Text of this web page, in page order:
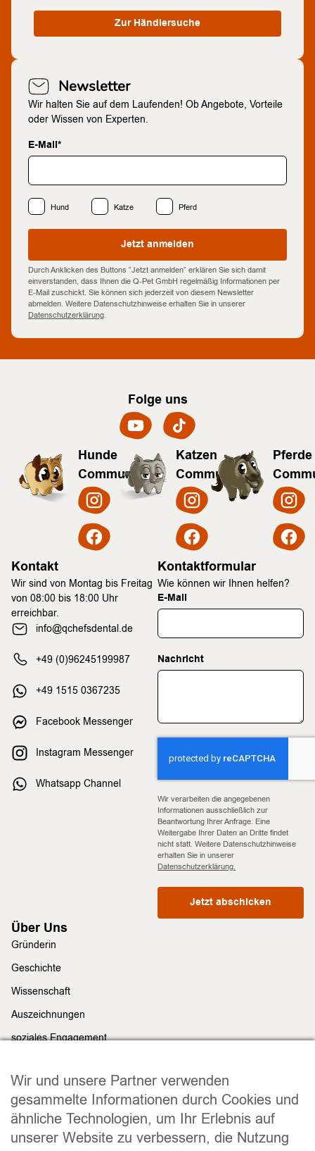
Zur Händlersuche
Newsletter
Wir halten Sie auf dem Laufenden! Ob Angebote, Vorteile
oder Wissen von Experten.
E-Mail*
Hund Katze Pferd
Jetzt anmelden
Durch Anklicken des Buttons “Jetzt anmelden” erklären Sie sich damit
einverstanden, dass Ihnen die Q-Pet GmbH regelmäßig Informationen per
E-Mail zuschickt. Sie können sich jederzeit von diesem Newsletter
abmelden. Weitere Datenschutzhinweise erhalten Sie in unserer
Datenschutzerklärung.
Folge uns
Hunde
Community
Katzen
Community
Pferde
Kontakt
Wir sind von Montag bis Freitag
von 08:00 bis 18:00 Uhr
erreichbar.
info@qchefsdental.de
+49 (0)96245199987
+49 1515 0367235
Facebook Messenger
Instagram Messenger
Whatsapp Channel
Kontaktformular
Wie können wir Ihnen helfen?
E-Mail
Nachricht
Wir verarbeiten die angegebenen
Informationen ausschließlich zur
Beantwortung Ihrer Anfrage. Eine
Weitergabe Ihrer Daten an Dritte findet
nicht statt. Weitere Datenschutzhinweise
erhalten Sie in unserer
Datenschutzerklärung.
Jetzt abschicken
Über Uns
Gründerin
Geschichte
Wissenschaft
Auszeichnungen
soziales Engagement
Rechtliches
Impressum
Datenschutz
Widerrufsrecht
Wir und unsere Partner verwenden
gesammelte Informationen durch Cookies und
ähnliche Technologien, um Ihr Erlebnis auf
unserer Website zu verbessern, die Nutzung